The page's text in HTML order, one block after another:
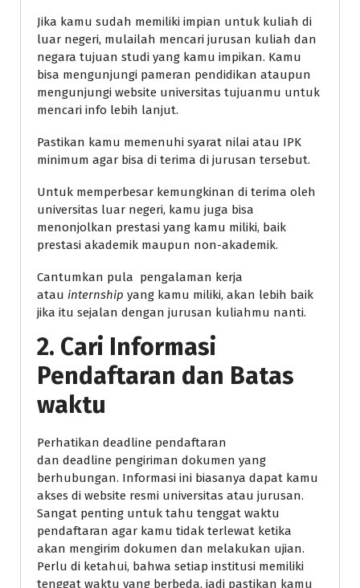
Jika kamu sudah memiliki impian untuk kuliah di
luar negeri, mulailah mencari jurusan kuliah dan
negara tujuan studi yang kamu impikan. Kamu
bisa mengunjungi pameran pendidikan ataupun
mengunjungi website universitas tujuanmu untuk
mencari info lebih lanjut.
Pastikan kamu memenuhi syarat nilai atau IPK
minimum agar bisa di terima di jurusan tersebut.
Untuk memperbesar kemungkinan di terima oleh
universitas luar negeri, kamu juga bisa
menonjolkan prestasi yang kamu miliki, baik
prestasi akademik maupun non-akademik.
Cantumkan pula pengalaman kerja
atau internship yang kamu miliki, akan lebih baik
jika itu sejalan dengan jurusan kuliahmu nanti.
2. Cari Informasi
Pendaftaran dan Batas
waktu
Perhatikan deadline pendaftaran
dan deadline pengiriman dokumen yang
berhubungan. Informasi ini biasanya dapat kamu
akses di website resmi universitas atau jurusan.
Sangat penting untuk tahu tenggat waktu
pendaftaran agar kamu tidak terlewat ketika
akan mengirim dokumen dan melakukan ujian.
Perlu di ketahui, bahwa setiap institusi memiliki
tenggat waktu yang berbeda, jadi pastikan kamu